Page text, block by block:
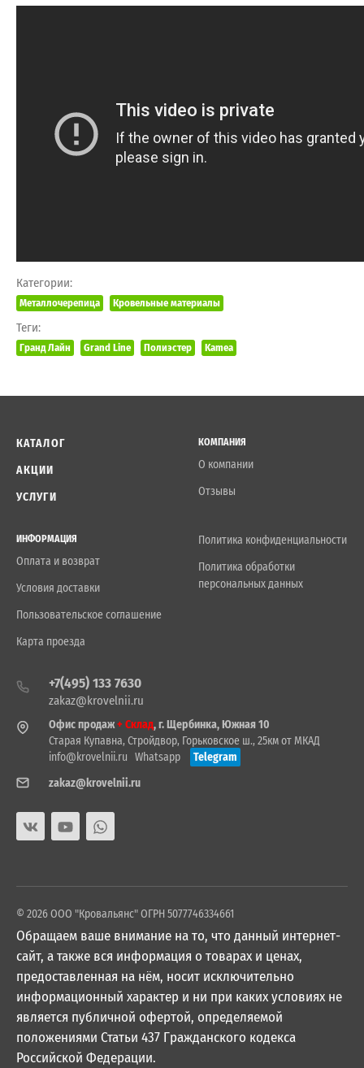
Категории:
Металлочерепица Кровельные материалы
Теги:
Гранд Лайн Grand Line Полиэстер Kamea
КАТАЛОГ
АКЦИИ
УСЛУГИ
КОМПАНИЯ
О компании
Отзывы
ИНФОРМАЦИЯ
Оплата и возврат
Условия доставки
Пользовательское соглашение
Карта проезда
Политика конфиденциальности
Политика обработки
персональных данных
+7(495) 133 7630
zakaz@krovelnii.ru
Офис продаж+ Склад, г. Щербинка, Южная 10
Старая Купавна, Стройдвор, Горьковское ш., 25км от МКАД
info@krovelnii.ru Whatsapp
Telegram
zakaz@krovelnii.ru
© 2026 ООО "Кровальянс" ОГРН 5077746334661
Обращаем ваше внимание на то, что данный интернет-
сайт, а также вся информация о товарах и ценах,
предоставленная на нём, носит исключительно
информационный характер и ни при каких условиях не
является публичной офертой, определяемой
положениями Статьи 437 Гражданского кодекса
Российской Федерации.